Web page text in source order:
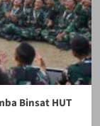
Binsat HUT